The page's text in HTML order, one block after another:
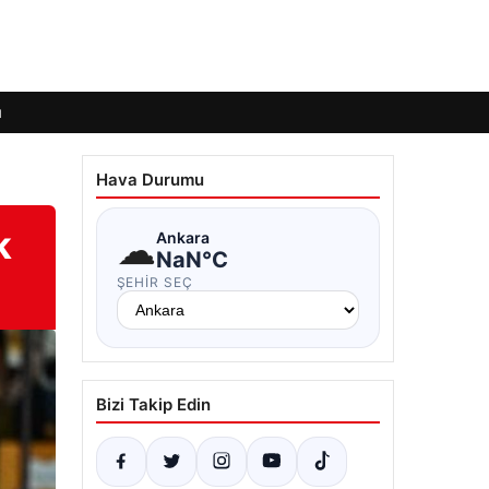
Hava Durumu
☁Ankara
NaN°C
ŞEHIR SEÇ
Bizi Takip Edin